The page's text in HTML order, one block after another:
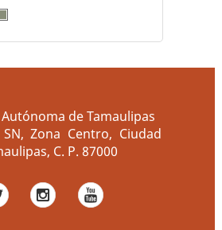
de Tamaulipas
Zona Centro, Ciudad
C. P. 87000